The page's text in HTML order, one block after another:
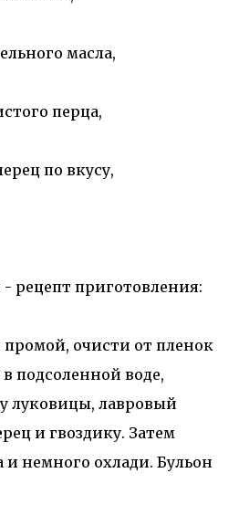
масла,
перца,
по вкусу,
рецепт приготовления:
очисти от пленок
подсоленной воде,
луковицы, лавровый
и гвоздику. Затем
и немного охлади. Бульон